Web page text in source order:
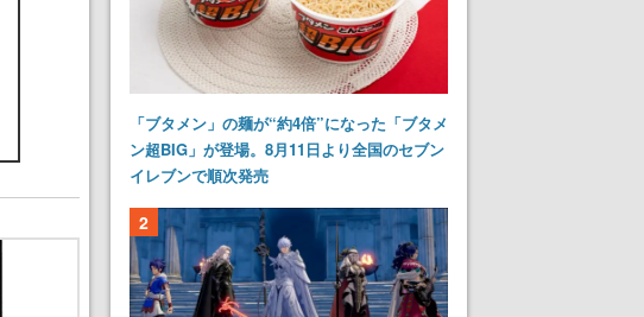
「ブタメン」の麺が“約4倍”になった「ブタメ
ン超BIG」が登場。8月11日より全国のセブン
イレブンで順次発売
2